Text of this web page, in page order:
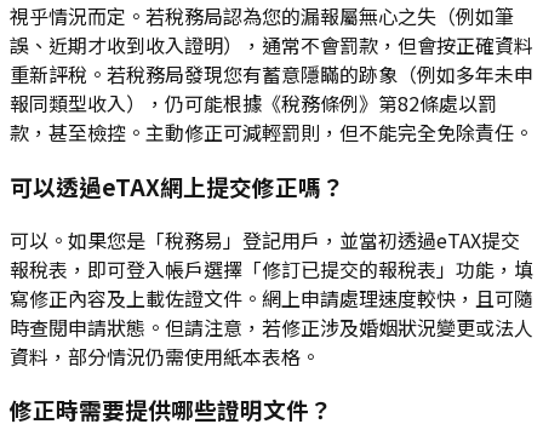
視乎情況而定。若稅務局認為您的漏報屬無心之失（例如筆
誤、近期才收到收入證明），通常不會罰款，但會按正確資料
重新評稅。若稅務局發現您有蓄意隱瞞的跡象（例如多年未申
報同類型收入），仍可能根據《稅務條例》第82條處以罰
款，甚至檢控。主動修正可減輕罰則，但不能完全免除責任。
可以透過eTAX網上提交修正嗎？
可以。如果您是「稅務易」登記用戶，並當初透過eTAX提交
報稅表，即可登入帳戶選擇「修訂已提交的報稅表」功能，填
寫修正內容及上載佐證文件。網上申請處理速度較快，且可隨
時查閱申請狀態。但請注意，若修正涉及婚姻狀況變更或法人
資料，部分情況仍需使用紙本表格。
修正時需要提供哪些證明文件？